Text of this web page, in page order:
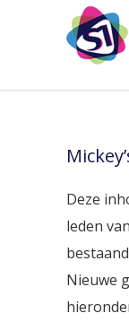
Deze
leden
Nieuwe